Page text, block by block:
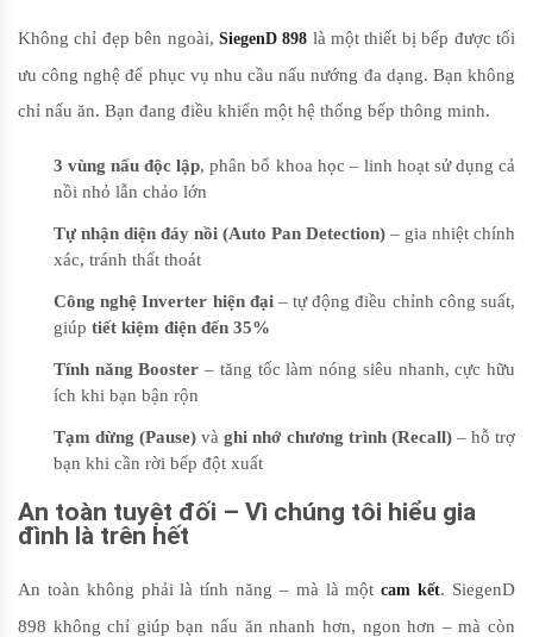
Không chỉ đẹp bên ngoài, SiegenD 898 là một thiết bị bếp được tối
ưu công nghệ để phục vụ nhu cầu nấu nướng đa dạng. Bạn không
chỉ nấu ăn. Bạn đang điều khiển một hệ thống bếp thông minh.
3 vùng nấu độc lập, phân bổ khoa học – linh hoạt sử dụng cả
nồi nhỏ lẫn chảo lớn
Tự nhận diện đáy nồi (Auto Pan Detection) – gia nhiệt chính
xác, tránh thất thoát
Công nghệ Inverter hiện đại– tự động điều chỉnh công suất,
giúp tiết kiệm điện đến 35%
Tính năng Booster – tăng tốc làm nóng siêu nhanh, cực hữu
ích khi bạn bận rộn
Tạm dừng (Pause) vàghi nhớ chương trình (Recall)– hỗ trợ
bạn khi cần rời bếp đột xuất
An toàn tuyệt đối – Vì chúng tôi hiểu gia
đình là trên hết
An toàn không phải là tính năng – mà là mộtcam kết. SiegenD
898 không chỉ giúp bạn nấu ăn nhanh hơn, ngon hơn – mà còn